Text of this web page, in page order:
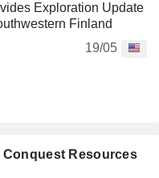
Exploration Update
Finland
19/05
Resources